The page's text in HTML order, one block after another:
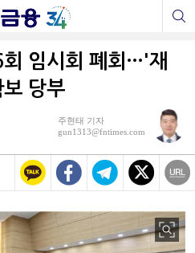
임시회 폐회…'재
당부
주현태 기자
gun1313@fntimes.com